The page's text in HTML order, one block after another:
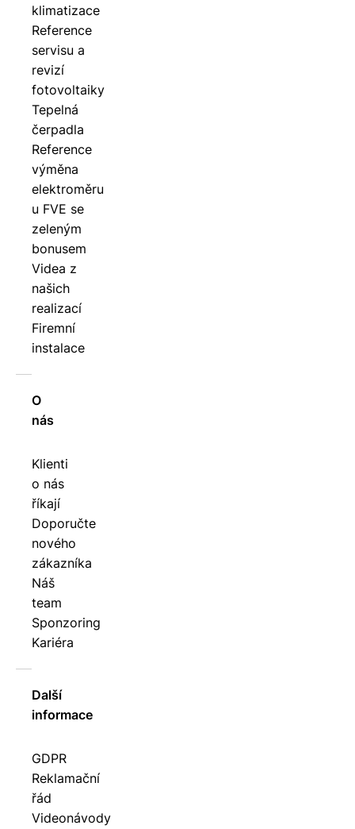
klimatizace
Reference
servisu a
revizí
fotovoltaiky
Tepelná
čerpadla
Reference
výměna
elektroměru
u FVE se
zeleným
bonusem
Videa z
našich
realizací
Firemní
instalace
O
nás
Klienti
o nás
říkají
Doporučte
nového
zákazníka
Náš
team
Sponzoring
Kariéra
Další
informace
GDPR
Reklamační
řád
Videonávody